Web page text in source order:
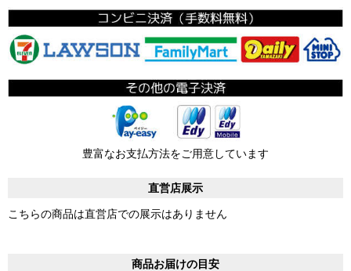
豊富なお支払方法をご用意しています
直営店展示
こちらの商品は直営店での展示はありません
商品お届けの目安